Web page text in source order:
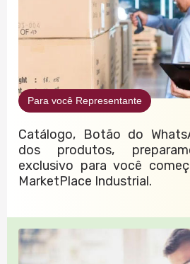
Para você Representante
Catálogo, Botão do
dos produtos,
exclusivo para você
MarketPlace Industrial.